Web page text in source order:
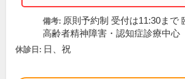
備考: 原則予約制 受付は11:30まで
高齢者精神障害・認知症診療中心
休診日: 日、祝